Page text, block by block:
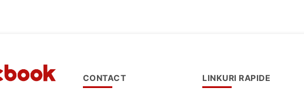
CONTACT LINKURI RAPIDE